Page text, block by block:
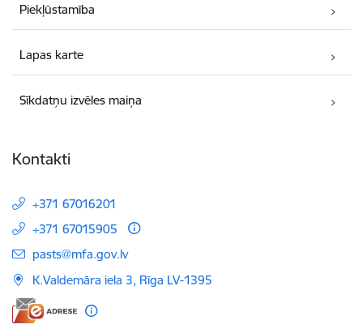
Piekļūstamība
Lapas karte
Sīkdatņu izvēles maiņa
Kontakti
+371 67016201
+371 67015905
E-pasts:
pasts@mfa.gov.lv
K.Valdemāra iela 3, Rīga LV-1395